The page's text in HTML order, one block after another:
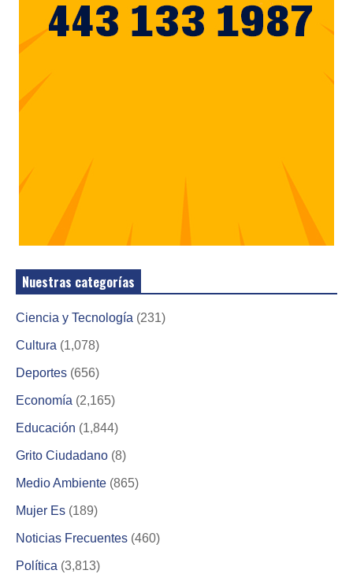
Nuestras categorías
Ciencia y Tecnología (231)
Cultura (1,078)
Deportes (656)
Economía (2,165)
Educación (1,844)
Grito Ciudadano (8)
Medio Ambiente (865)
Mujer Es (189)
Noticias Frecuentes (460)
Política (3,813)